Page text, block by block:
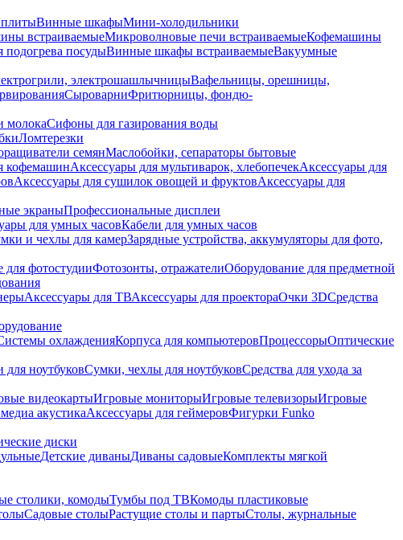
Винные шкафыМини-холодильники
встраиваемыеМикроволновые печи встраиваемыеКофемашины
посудыВинные шкафы встраиваемыеВакуумные
электрошашлычницыВафельницы, орешницы,
СыроварниФритюрницы, фондю-
молокаСифоны для газирования воды
Ломтерезки
семянМаслобойки, сепараторы бытовые
кофемашинАксессуары для мультиварок, хлебопечекАксессуары для
Аксессуары для сушилок овощей и фруктовАксессуары для
экраныПрофессиональные дисплеи
для умных часовКабели для умных часов
и чехлы для камерЗарядные устройства, аккумуляторы для фото,
фотостудииФотозонты, отражателиОборудование для предметной
Аксессуары для ТВАксессуары для проектораОчки 3DСредства
охлажденияКорпуса для компьютеровПроцессорыОптические
для ноутбуковСумки, чехлы для ноутбуковСредства для ухода за
видеокартыИгровые мониторыИгровые телевизорыИгровые
акустикаАксессуары для геймеровФигурки Funko
диски
Детские диваныДиваны садовыеКомплекты мягкой
столики, комодыТумбы под ТВКомоды пластиковые
Садовые столыРастущие столы и партыСтолы, журнальные